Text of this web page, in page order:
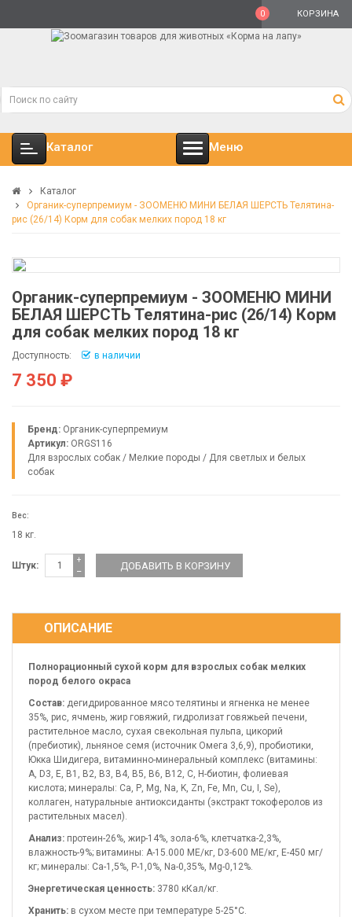
КОРЗИНА
0
Каталог Меню
Каталог
Органик-суперпремиум - ЗООМЕНЮ МИНИ БЕЛАЯ ШЕРСТЬ Телятина-
рис (26/14) Корм для собак мелких пород 18 кг
Органик-суперпремиум - ЗООМЕНЮ МИНИ
БЕЛАЯ ШЕРСТЬ Телятина-рис (26/14) Корм
для собак мелких пород 18 кг
Доступность: в наличии
7 350 ₽
Бренд: Органик-суперпремиум
Артикул: ORGS116
Для взрослых собак / Мелкие породы / Для светлых и белых
собак
Вес:
18 кг.
Штук: −
+
ОПИСАНИЕ
Полнорационный сухой корм для взрослых собак мелких
пород белого окраса
Состав: дегидрированное мясо телятины и ягненка не менее
35%, рис, ячмень, жир говяжий, гидролизат говяжьей печени,
растительное масло, сухая свекольная пульпа, цикорий
(пребиотик), льняное семя (источник Омега 3,6,9), пробиотики,
Юкка Шидигера, витаминно-минеральный комплекс (витамины:
А, D3, Е, В1, В2, В3, В4, В5, В6, В12, С, Н-биотин, фолиевая
кислота; минералы: Са, Р, Mg, Na, K, Zn, Fe, Mn, Cu, I, Se),
коллаген, натуральные антиоксиданты (экстракт токоферолов из
растительных масел).
Анализ: протеин-26%, жир-14%, зола-6%, клетчатка-2,3%,
влажность-9%; витамины: А-15.000 МЕ/кг, D3-600 МЕ/кг, Е-450 мг/
кг; минералы: Ca-1,5%, P-1,0%, Na-0,35%, Mg-0,12%.
Энергетическая ценность: 3780 кКал/кг.
Хранить: в сухом месте при температуре 5-25°C.